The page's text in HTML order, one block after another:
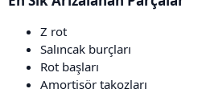
Z rot
Salıncak burçları
Rot başları
Amortisör takozları